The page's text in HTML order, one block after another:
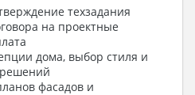
техзадания
на проектные
дома, выбор стиля и
фасадов и